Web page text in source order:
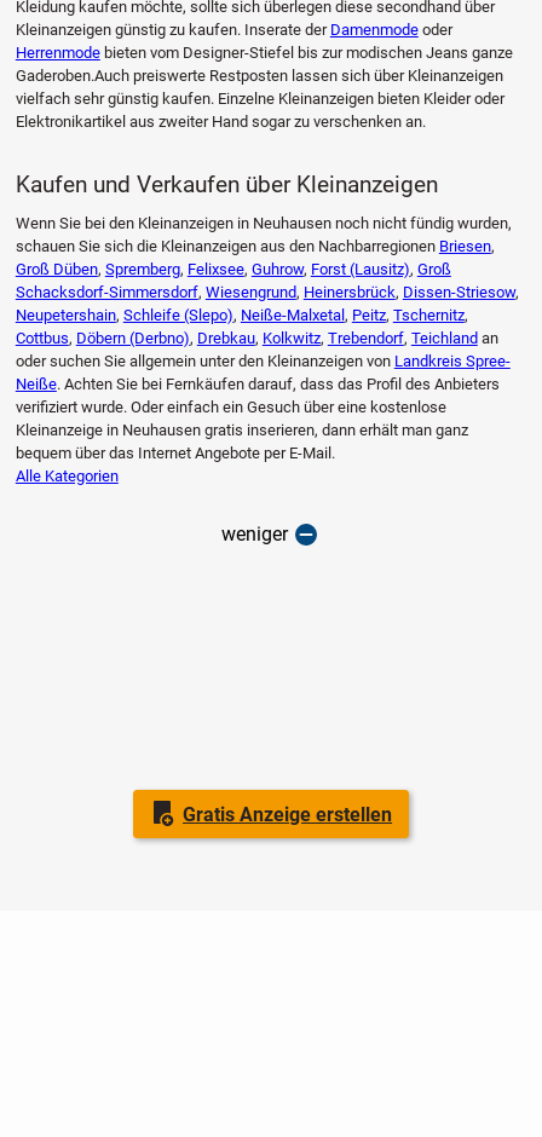
Gratis Anzeige erstellen
Kleidung kaufen möchte, sollte sich überlegen diese secondhand über
Kleinanzeigen günstig zu kaufen. Inserate der Damenmodeoder
Herrenmodebieten vom Designer-Stiefel bis zur modischen Jeans ganze
Gaderoben.Auch preiswerte Restposten lassen sich über Kleinanzeigen
vielfach sehr günstig kaufen. Einzelne Kleinanzeigen bieten Kleider oder
Elektronikartikel aus zweiter Hand sogar zu verschenken an.
Kaufen und Verkaufen über Kleinanzeigen
Wenn Sie bei den Kleinanzeigen in Neuhausen noch nicht fündig wurden,
schauen Sie sich die Kleinanzeigen aus den Nachbarregionen Briesen,
Groß Düben, Spremberg, Felixsee, Guhrow, Forst (Lausitz), Groß
Schacksdorf-Simmersdorf, Wiesengrund, Heinersbrück, Dissen-Striesow,
Neupetershain, Schleife (Slepo), Neiße-Malxetal , Peitz, Tschernitz,
Cottbus, Döbern (Derbno), Drebkau, Kolkwitz, Trebendorf, Teichland an
oder suchen Sie allgemein unter den Kleinanzeigen von Landkreis Spree-
Neiße. Achten Sie bei Fernkäufen darauf, dass das Profil des Anbieters
verifiziert wurde. Oder einfach ein Gesuch über eine kostenlose
Kleinanzeige in Neuhausen gratis inserieren, dann erhält man ganz
bequem über das Internet Angebote per E-Mail.
Alle Kategorien
weniger